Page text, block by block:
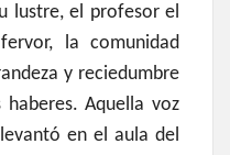
lustre, el profesor el
la comunidad
y reciedumbre
Aquella voz
en el aula del